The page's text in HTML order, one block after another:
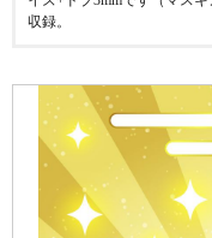
収録。